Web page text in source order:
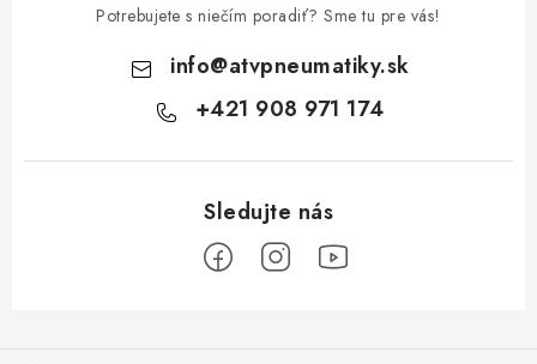
Potrebujete s niečím poradiť? Sme tu pre vás!
info@atvpneumatiky.sk
+421 908 971 174